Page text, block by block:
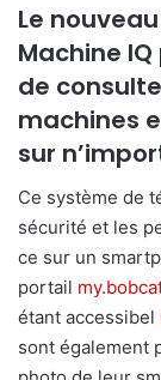
Le
Machine
de
machines
sur
Ce système de
sécurité et les
ce sur un
portail
étant accessibel
sont également